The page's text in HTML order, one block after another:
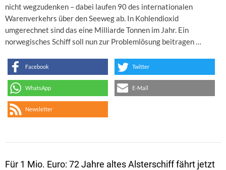
nicht wegzudenken – dabei laufen 90 des internationalen
Warenverkehrs über den Seeweg ab. In Kohlendioxid
umgerechnet sind das eine Milliarde Tonnen im Jahr. Ein
norwegisches Schiff soll nun zur Problemlösung beitragen …
Facebook Twitter
WhatsApp E-Mail
Newsletter
Für 1 Mio. Euro: 72 Jahre altes Alsterschiff fährt jetzt